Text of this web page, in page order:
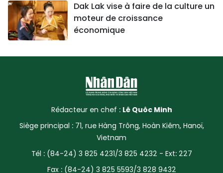
Dak Lak vise à faire de la culture un
moteur de croissance
économique
Rédacteur en chef : Lê Quôc Minh
Siège principal : 71, rue Hàng Trông, Hoàn Kiêm, Hanoï,
Vietnam
Tél : (84-24) 3 825 4231/3 825 4232 - Ext: 227
Fax : (84-24) 3 825 5593/3 828 9432